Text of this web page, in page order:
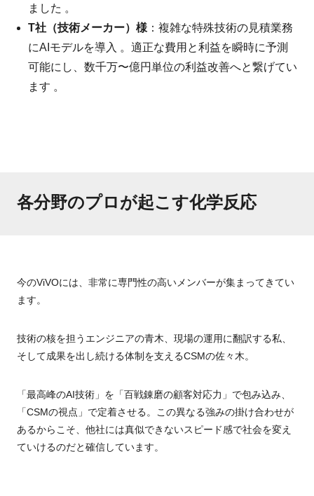
ました 。
T社（技術メーカー）様 ：複雑な特殊技術の見積業務
にAIモデルを導入 。適正な費用と利益を瞬時に予測
可能にし、数千万〜億円単位の利益改善へと繋げてい
ます 。
各分野のプロが起こす化学反応
今のViVOには、非常に専門性の高いメンバーが集まってきてい
ます。
技術の核を担うエンジニアの青木、現場の運用に翻訳する私、
そして成果を出し続ける体制を支えるCSMの佐々木。
「最高峰のAI技術」を「百戦錬磨の顧客対応力」で包み込み、
「CSMの視点」で定着させる。この異なる強みの掛け合わせが
あるからこそ、他社には真似できないスピード感で社会を変え
ていけるのだと確信しています。